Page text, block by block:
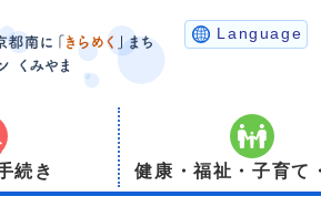
Language
続き 健康・福祉・子育て